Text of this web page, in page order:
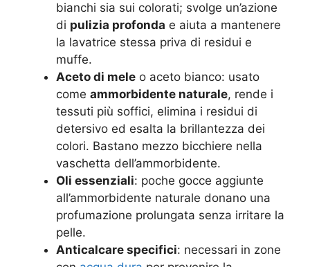
bianchi sia sui colorati; svolge un’azione
di pulizia profonda e aiuta a mantenere
la lavatrice stessa priva di residui e
muffe.
Aceto di mele o aceto bianco: usato
come ammorbidente naturale, rende i
tessuti più soffici, elimina i residui di
detersivo ed esalta la brillantezza dei
colori. Bastano mezzo bicchiere nella
vaschetta dell’ammorbidente.
Oli essenziali: poche gocce aggiunte
all’ammorbidente naturale donano una
profumazione prolungata senza irritare la
pelle.
Anticalcare specifici: necessari in zone